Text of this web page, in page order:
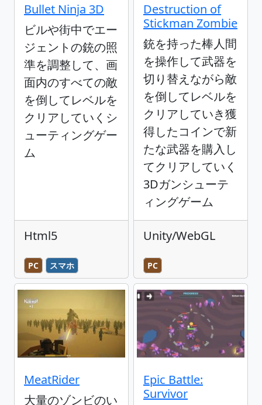
Bullet Ninja 3D
ビルや街中でエー
ジェントの銃の照
準を調整して、画
面内のすべての敵
を倒してレベルを
クリアしていくシ
ューティングゲー
ム
Html5
PC スマホ
Destruction of
Stickman Zombie
銃を持った棒人間
を操作して武器を
切り替えながら敵
を倒してレベルを
クリアしていき獲
得したコインで新
たな武器を購入し
てクリアしていく
3Dガンシューテ
ィングゲーム
Unity/WebGL
PC
MeatRider
大量のゾンビのい
Epic Battle:
Survivor